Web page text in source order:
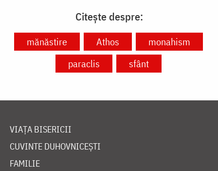
Citește despre:
mănăstire Athos
monahism
paraclis
sfânt
VIAȚA BISERICII
CUVINTE DUHOVNICEȘTI
FAMILIE